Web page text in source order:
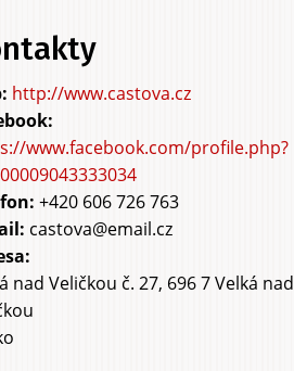
http://www.castova.cz
www.facebook.com/profile.php?
+420 606 726 763
castova@email.cz
nad Veličkou č. 27, 696 7 Velká nad